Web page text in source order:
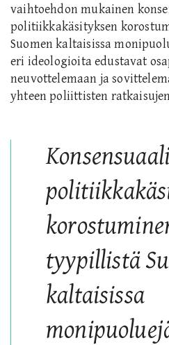
vaihtoehdon mukainen
politiikkakäsityksen
Suomen kaltaisissa
eri ideologioita edustavat
neuvottelemaan ja
yhteen poliittisten
tyypillistä
kaltaisissa